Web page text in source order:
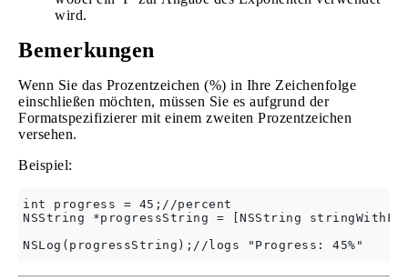
wird.
Bemerkungen
Wenn Sie das Prozentzeichen (%) in Ihre Zeichenfolge
einschließen möchten, müssen Sie es aufgrund der
Formatspezifizierer mit einem zweiten Prozentzeichen
versehen.
Beispiel:
int progress = 45;//percent
NSString *progressString = [NSString